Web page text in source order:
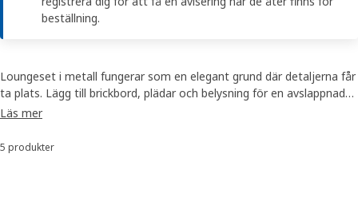
beställning.
Loungeset i metall fungerar som en elegant grund där detaljerna får
ta plats. Lägg till brickbord, plädar och belysning för en avslappnad
atmosfär från dag till kväll.
Läs mer
Sortera och filtrera
5 produkter